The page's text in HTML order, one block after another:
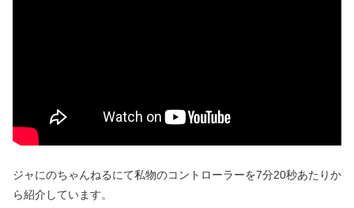
ジャにのちゃんねるにて私物のコントローラーを7分20秒あたりか
ら紹介しています。